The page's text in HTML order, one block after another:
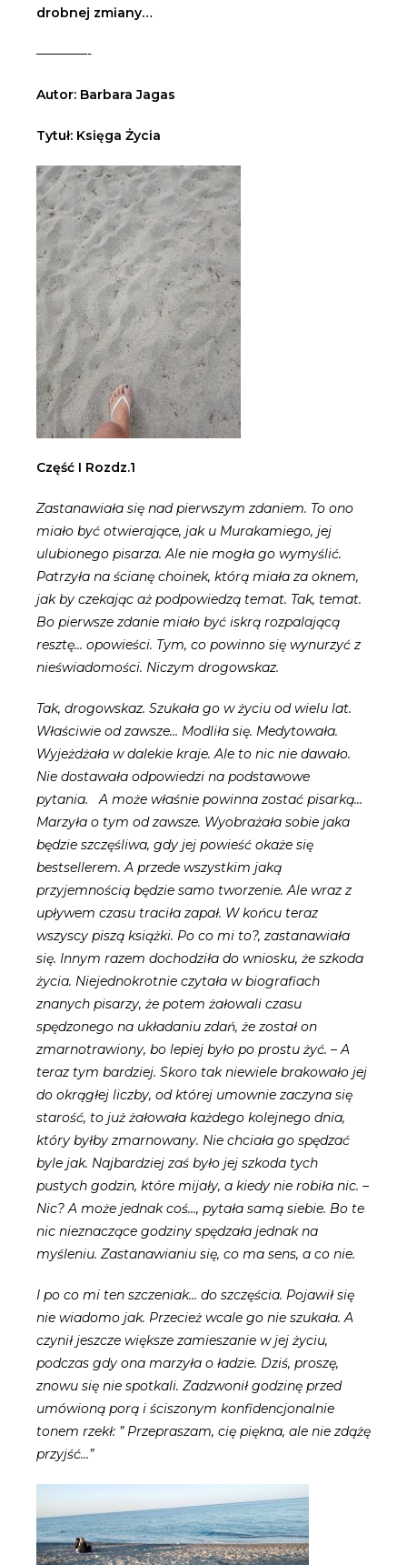
drobnej zmiany…
————-
Autor: Barbara Jagas
Tytuł: Księga Życia
Część I Rozdz.1
Zastanawiała się nad pierwszym zdaniem. To ono
miało być otwierające, jak u Murakamiego, jej
ulubionego pisarza. Ale nie mogła go wymyślić.
Patrzyła na ścianę choinek, którą miała za oknem,
jak by czekając aż podpowiedzą temat. Tak, temat.
Bo pierwsze zdanie miało być iskrą rozpalającą
resztę… opowieści. Tym, co powinno się wynurzyć z
nieświadomości. Niczym drogowskaz.
Tak, drogowskaz. Szukała go w życiu od wielu lat.
Właściwie od zawsze… Modliła się. Medytowała.
Wyjeżdżała w dalekie kraje. Ale to nic nie dawało.
Nie dostawała odpowiedzi na podstawowe
pytania. A może właśnie powinna zostać pisarką…
Marzyła o tym od zawsze. Wyobrażała sobie jaka
będzie szczęśliwa, gdy jej powieść okaże się
bestsellerem. A przede wszystkim jaką
przyjemnością będzie samo tworzenie. Ale wraz z
upływem czasu traciła zapał. W końcu teraz
wszyscy piszą książki. Po co mi to?, zastanawiała
się. Innym razem dochodziła do wniosku, że szkoda
życia. Niejednokrotnie czytała w biografiach
znanych pisarzy, że potem żałowali czasu
spędzonego na układaniu zdań, że został on
zmarnotrawiony, bo lepiej było po prostu żyć. – A
teraz tym bardziej. Skoro tak niewiele brakowało jej
do okrągłej liczby, od której umownie zaczyna się
starość, to już żałowała każdego kolejnego dnia,
który byłby zmarnowany. Nie chciała go spędzać
byle jak. Najbardziej zaś było jej szkoda tych
pustych godzin, które mijały, a kiedy nie robiła nic. –
Nic? A może jednak coś…, pytała samą siebie. Bo te
nic nieznaczące godziny spędzała jednak na
myśleniu. Zastanawianiu się, co ma sens, a co nie.
I po co mi ten szczeniak… do szczęścia. Pojawił się
nie wiadomo jak. Przecież wcale go nie szukała. A
czynił jeszcze większe zamieszanie w jej życiu,
podczas gdy ona marzyła o ładzie. Dziś, proszę,
znowu się nie spotkali. Zadzwonił godzinę przed
umówioną porą i ściszonym konfidencjonalnie
tonem rzekł: ” Przepraszam, cię piękna, ale nie zdążę
przyjść…”